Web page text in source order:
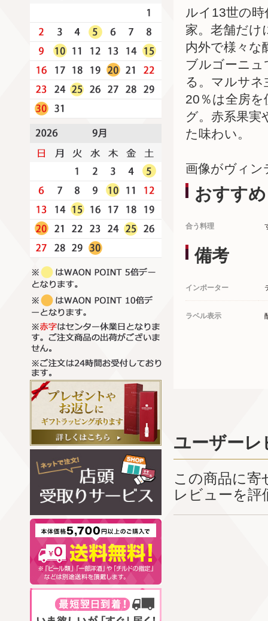
ルイ13世の
家。老舗だけ
内外で様々な
ブルゴーニュ
る。マルサネ
20％は全房
グ。赤系果実
た味わい。
画像がヴィン
おすすめ
合う料理
備考
インポーター
ラベル表示
ユーザーレ
この商品に
レビューを評